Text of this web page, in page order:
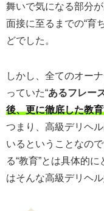
舞いで気になる部分
面接に至るまでの“育
どでした。
しかし、全てのオー
っていた“あるフレー
後、更に徹底した教
つまり、高級デリヘ
いるということなの
る“教育”とは具体的
はそんな高級デリヘ